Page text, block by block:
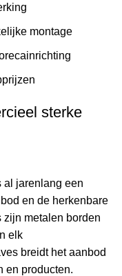
montage
sterke
al jarenlang een
en de herkenbare
zijn metalen borden
elk
breidt het aanbod
en producten.